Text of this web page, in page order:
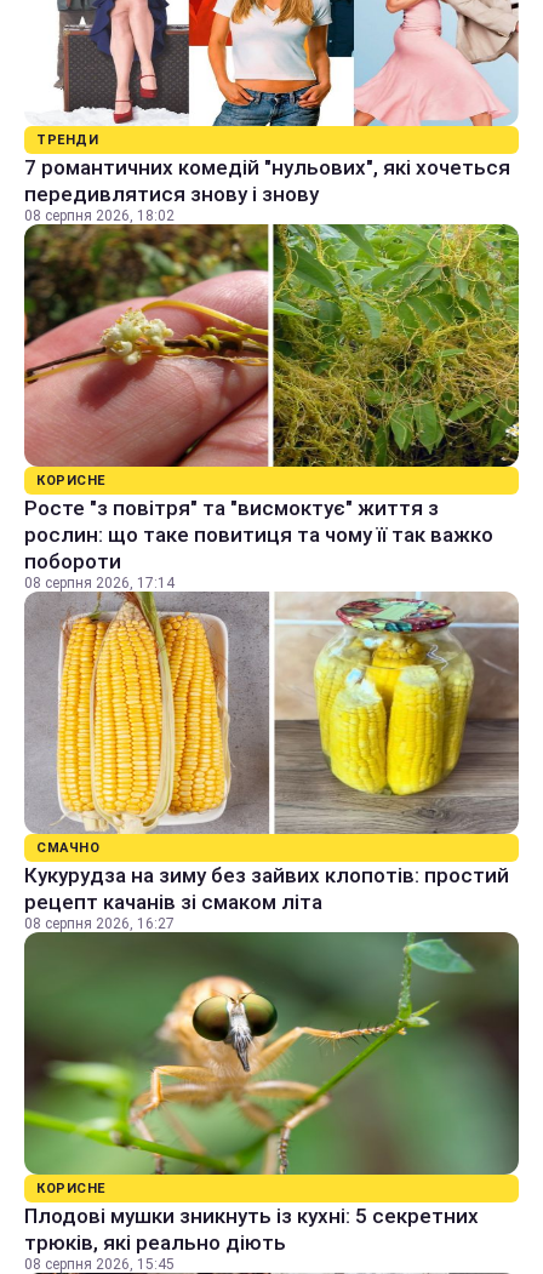
ТРЕНДИ
7 романтичних комедій "нульових", які хочеться
передивлятися знову і знову
08 серпня 2026, 18:02
КОРИСНЕ
Росте "з повітря" та "висмоктує" життя з
рослин: що таке повитиця та чому її так важко
побороти
08 серпня 2026, 17:14
СМАЧНО
Кукурудза на зиму без зайвих клопотів: простий
рецепт качанів зі смаком літа
08 серпня 2026, 16:27
КОРИСНЕ
Плодові мушки зникнуть із кухні: 5 секретних
трюків, які реально діють
08 серпня 2026, 15:45